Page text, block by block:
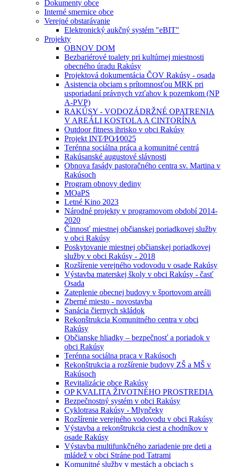
Dokumenty obce
Interné smernice obce
Verejné obstarávanie
Elektronický aukčný systém "eBIT"
Projekty
OBNOV DOM
Bezbariérové toalety pri kultúrnej miestnosti
obecného úradu Rakúsy
Projektová dokumentácia ČOV Rakúsy - osada
Asistencia obciam s prítomnosťou MRK pri
usporiadaní právnych vzťahov k pozemkom (NP
A-PVP)
RAKÚSY - VODOZÁDRŽNÉ OPATRENIA
V AREÁLI KOSTOLA A CINTORÍNA
Outdoor fitness ihrisko v obci Rakúsy
Projekt INT⁄PO⁄I⁄0025
Terénna sociálna práca a komunitné centrá
Rakúsanské augustové slávnosti
Obnova fasády pastoračného centra sv. Martina v
Rakúsoch
Program obnovy dediny
MOaPS
Letné Kino 2023
Národné projekty v programovom období 2014-
2020
Činnosť miestnej občianskej poriadkovej služby
v obci Rakúsy
Poskytovanie miestnej občianskej poriadkovej
služby v obci Rakúsy - 2018
Rozšírenie verejného vodovodu v osade Rakúsy
Výstavba materskej školy v obci Rakúsy - časť
Osada
Zateplenie obecnej budovy v športovom areáli
Zberné miesto - novostavba
Sanácia čiernych skládok
Rekonštrukcia Komunitného centra v obci
Rakúsy
Občianske hliadky – bezpečnosť a poriadok v
obci Rakúsy
Terénna sociálna praca v Rakúsoch
Rekonštrukcia a rozšírenie budovy ZŠ a MŠ v
Rakúsoch
Revitalizácie obce Rakúsy
OP KVALITA ŽIVOTNÉHO PROSTREDIA
Bezpečnostný systém v obci Rakúsy
Cyklotrasa Rakúsy - Mlynčeky
Rozšírenie verejného vodovodu v obci Rakúsy
Výstavba a rekonštrukcia ciest a chodníkov v
osade Rakúsy
Výstavba multifunkčného zariadenie pre deti a
mládež v obci Stráne pod Tatrami
Komunitné služby v mestách a obciach s